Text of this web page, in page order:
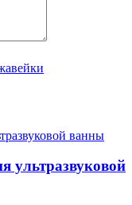
ультразвуковой